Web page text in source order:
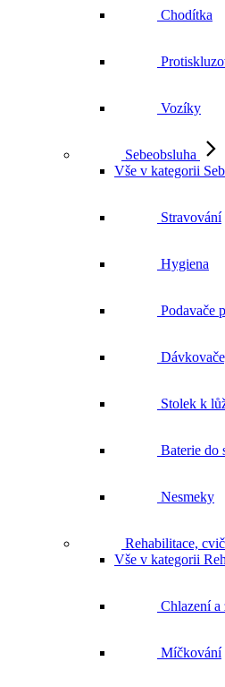
Chodítka
Vozíky
Sebeobsluha
Vše v kategorii
Stravování
Hygiena
Podavače
Stolek k
Baterie do
Nesmeky
Rehabilitace,
Vše v kategorii
Chlazení a
Míčkování